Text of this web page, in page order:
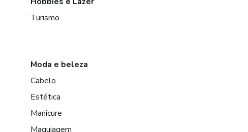
Turismo
Moda e beleza
Cabelo
Estética
Manicure
Maquiagem